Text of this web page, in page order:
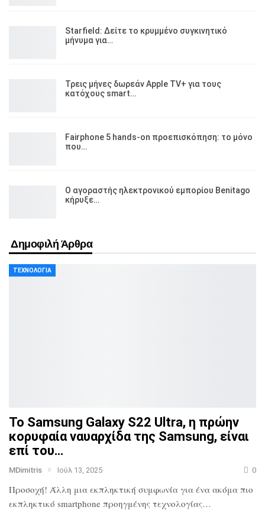
Starfield: Δείτε το κρυμμένο συγκινητικό
μήνυμα για…
Τρεις μήνες δωρεάν Apple TV+ για τους
κατόχους smart…
Fairphone 5 hands-on προεπισκόπηση: το μόνο
που…
Ο αγοραστής ηλεκτρονικού εμπορίου Benitago
κήρυξε…
Δημοφιλή Άρθρα
ΤΕΧΝΟΛΟΓΊΑ
Το Samsung Galaxy S22 Ultra, η πρώην
κορυφαία ναυαρχίδατης Samsung, είναι
επί του…
MDimitris Ιούλ 13, 2025 0
Προσοχή! Άλλη μια εκπληκτική συμφωνία για ένα ακόμα πιο
εκπληκτικό smartphone προηγμένης τεχνολογίας…